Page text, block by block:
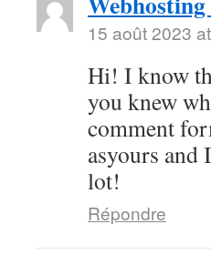
15 août 2023
Hi! I know
you knew
comment
asyours
lot!
Répondre